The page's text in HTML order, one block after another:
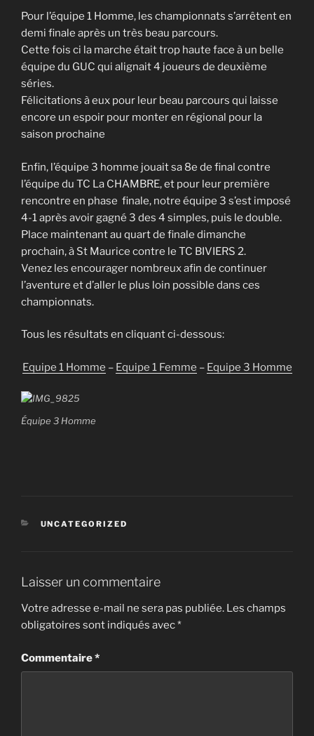
Pour l’équipe 1 Homme, les championnats s’arrêtent en
demi finale après un très beau parcours.
Cette fois ci la marche était trop haute face à un belle
équipe du GUC qui alignait 4 joueurs de deuxième
séries.
Félicitations à eux pour leur beau parcours qui laisse
encore un espoir pour monter en régional pour la
saison prochaine
Enfin, l’équipe 3 homme jouait sa 8e de final contre
l’équipe du TC La CHAMBRE, et pour leur première
rencontre en phase finale, notre équipe 3 s’est imposé
4-1 après avoir gagné 3 des 4 simples, puis le double.
Place maintenant au quart de finale dimanche
prochain, à St Maurice contre le TC BIVIERS 2.
Venez les encourager nombreux afin de continuer
l’aventure et d’aller le plus loin possible dans ces
championnats.
Tous les résultats en cliquant ci-dessous:
Equipe 1 Homme – Equipe 1 Femme – Equipe 3 Homme
Équipe 3 Homme
CATÉGORIES
UNCATEGORIZED
Laisser un commentaire
Votre adresse e-mail ne sera pas publiée. Les champs
obligatoires sont indiqués avec*
Commentaire*